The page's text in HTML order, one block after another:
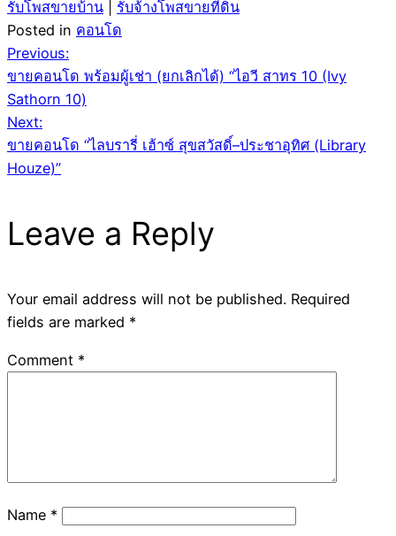
รับโพสขายบ้าน
รับจ้างโพสขายที่ดิน
Posted in คอนโด
Post
navigation
Previous:
ขายคอนโด พร้อมผู้เช่า (ยกเลิกได้) “ไอวี สาทร 10 (Ivy
Sathorn 10)
Next:
ขายคอนโด “ไลบรารี่ เฮ้าซ์ สุขสวัสดิ์–ประชาอุทิศ (Library
Houze)”
Leave a Reply
Your email address will not be published. Required
fields are marked *
Comment *
Name *